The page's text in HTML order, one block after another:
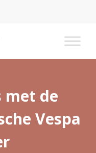
met de
Vespa